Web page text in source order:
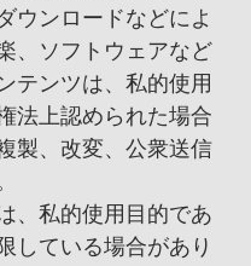
ウンロードなどによ
、 ソフトウェアなど
テンツは、 私的使用
法上認められた場合
製、 改変、 公衆送信
、 私的使用目的であ
している場合があり